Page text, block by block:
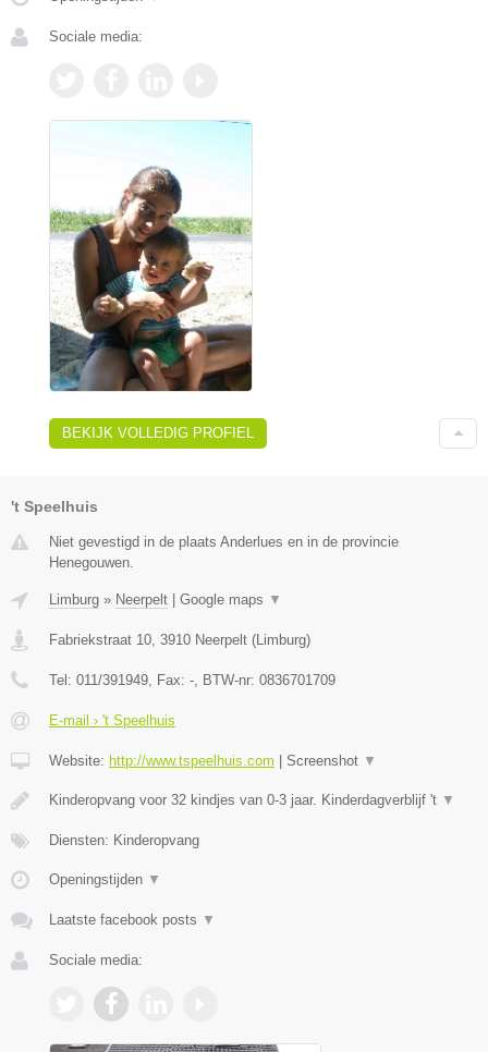
Sociale media:
BEKIJK VOLLEDIG PROFIEL
't Speelhuis
Niet gevestigd in de plaats Anderlues en in de provincie
Henegouwen.
Limburg » Neerpelt | Google maps ▼
Fabriekstraat 10 3910 Neerpelt (Limburg)
Tel: 011/391949 , Fax: - , BTW-nr: 0836701709
E-mail › 't Speelhuis
Website: http://www.tspeelhuis.com | Screenshot ▼
Kinderopvang voor 32 kindjes van 0-3 jaar. Kinderdagverblijf 't ▼
Diensten: Kinderopvang
Openingstijden ▼
Laatste facebook posts ▼
Sociale media: